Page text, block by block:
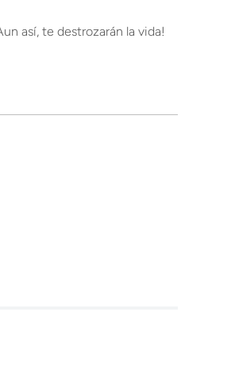
así, te destrozarán la vida!